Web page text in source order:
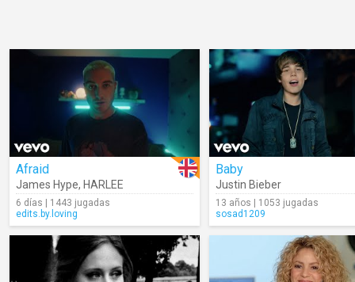
Afraid
James Hype, HARLEE
6 días | 1443 jugadas
edits.by.loving
Baby
Justin Bieber
13 años | 1053 jugadas
sosad1209